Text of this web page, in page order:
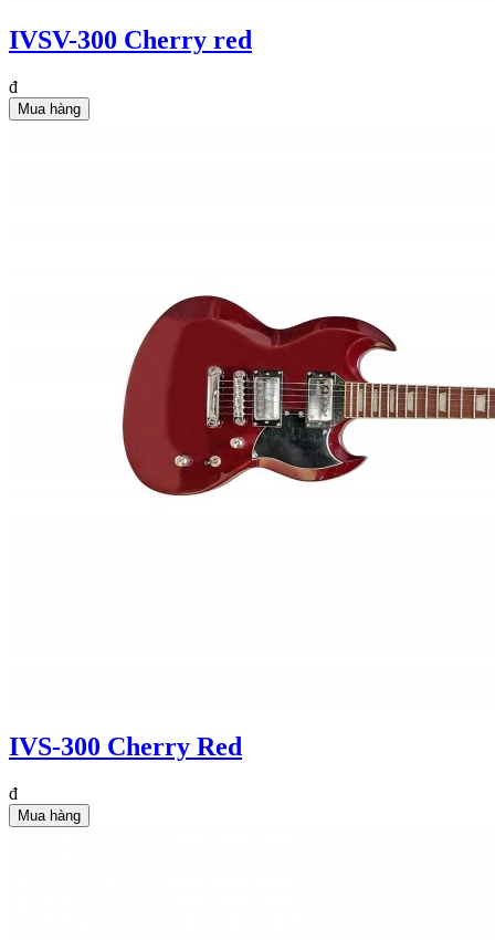
IVSV-300 Cherry red
đ
IVS-300 Cherry Red
đ